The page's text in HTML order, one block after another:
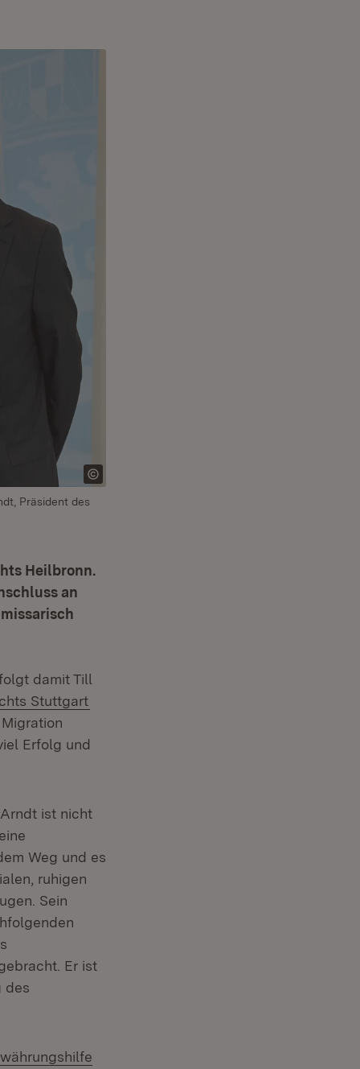
Präsident des
Heilbronn.
an
in neuem Fenster)
damit Till
Stuttgart
Erfolg und
ist nicht
Weg und es
ruhigen
Sein
Er ist
des